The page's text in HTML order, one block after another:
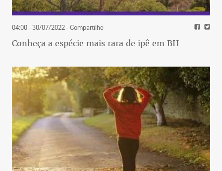
04:00 - 30/07/2022- Compartilhe
Conheça a espécie mais rara de ipê em BH